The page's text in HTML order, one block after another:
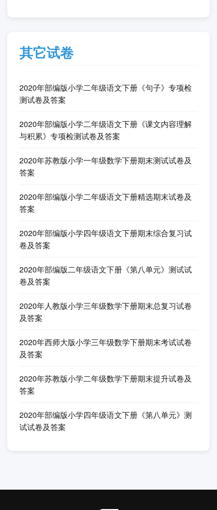
其它试卷
2020年部编版小学二年级语文下册《句子》专项检
测试卷及答案
2020年部编版小学二年级语文下册《课文内容理解
与积累》专项检测试卷及答案
2020年苏教版小学一年级数学下册期末测试试卷及
答案
2020年部编版小学二年级语文下册精选期末试卷及
答案
2020年部编版小学四年级语文下册期末综合复习试
卷及答案
2020年部编版二年级语文下册《第八单元》测试试
卷及答案
2020年人教版小学三年级数学下册期末总复习试卷
及答案
2020年西师大版小学三年级数学下册期末考试试卷
及答案
2020年苏教版小学二年级数学下册期末提升试卷及
答案
2020年部编版小学四年级语文下册《第八单元》测
试试卷及答案